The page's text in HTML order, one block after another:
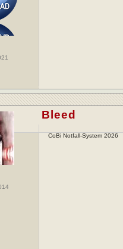
Bleed
CoBi Notfall-System 2026